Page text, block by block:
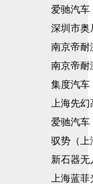
爱驰汽车
深圳市奥
南京帝耐
南京帝耐
集度汽车
上海先
爱驰汽车
驭势（上
新石器无
上海蓝